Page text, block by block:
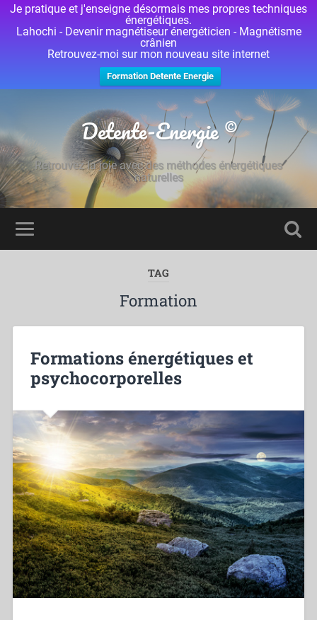
Je pratique et j'enseigne désormais mes propres techniques
énergétiques.
Lahochi - Devenir magnétiseur énergéticien - Magnétisme
crânien
Retrouvez-moi sur mon nouveau site internet
Formation Detente Energie
Detente-Energie ©
Retrouvez la joie avec des méthodes énergétiques
naturelles
TAG
Formation
Formations énergétiques et
psychocorporelles